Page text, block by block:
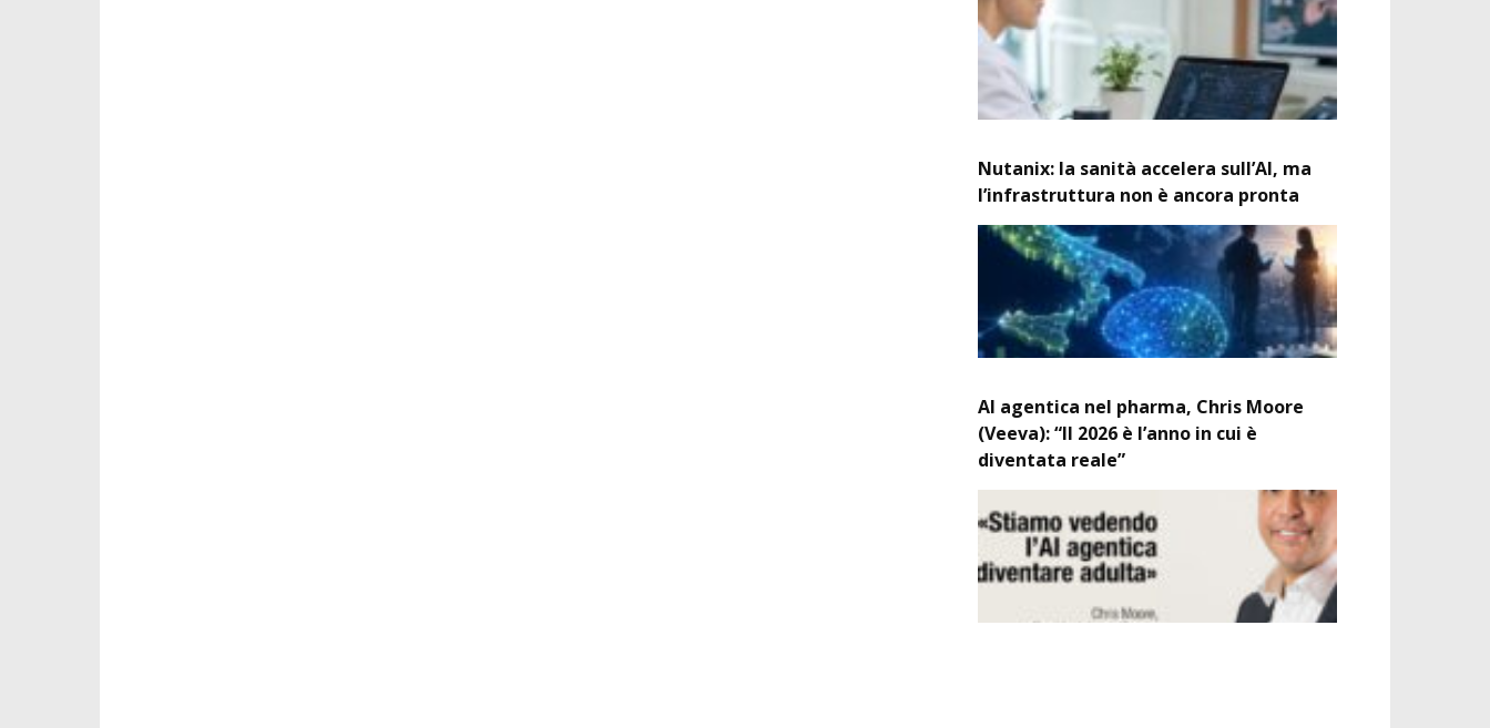
Nutanix: la sanità accelera sull’AI, ma
l’infrastruttura non è ancora pronta
AI agentica nel pharma, Chris Moore
(Veeva): “Il 2026 è l’anno in cui è
diventata reale”